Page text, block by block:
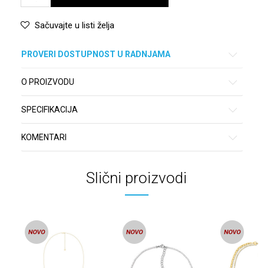
Sačuvajte u listi želja
PROVERI DOSTUPNOST U RADNJAMA
O PROIZVODU
SPECIFIKACIJA
KOMENTARI
Slični proizvodi